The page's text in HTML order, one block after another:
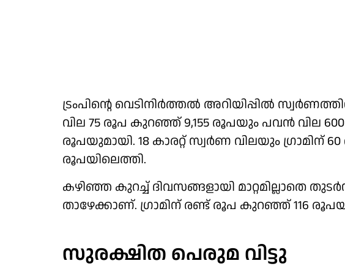
ട്രംപിന്റെ വെടിനിര്‍ത്തല്‍ അറിയിപ്പില്‍
വില 75 രൂപ കുറഞ്ഞ് 9,155 രൂപയും പവന്‍ വില 600
രൂപയുമായി. 18 കാരറ്റ് സ്വര്‍ണ വിലയും ഗ്രാമിന്
രൂപയിലെത്തി.
കഴിഞ്ഞ കുറച്ച് ദിവസങ്ങളായി മാറ്റമില്ലാതെ
താഴേക്കാണ്. ഗ്രാമിന് രണ്ട് രൂപ കുറഞ്ഞ് 116
സുരക്ഷിത പെരുമ വിട്ടു